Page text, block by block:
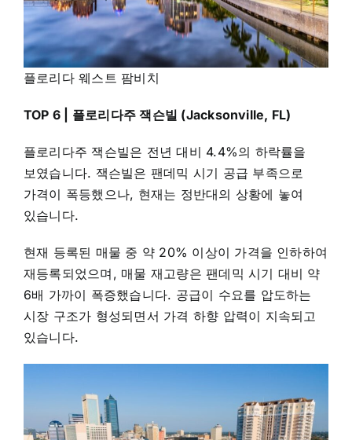
플로리다 웨스트 팜비치
TOP 6 | 플로리다주 잭슨빌 (Jacksonville, FL)
플로리다주 잭슨빌은 전년 대비 4.4%의 하락률을
보였습니다. 잭슨빌은 팬데믹 시기 공급 부족으로
가격이 폭등했으나, 현재는 정반대의 상황에 놓여
있습니다.
현재 등록된 매물 중 약 20% 이상이 가격을 인하하여
재등록되었으며, 매물 재고량은 팬데믹 시기 대비 약
6배 가까이 폭증했습니다. 공급이 수요를 압도하는
시장 구조가 형성되면서 가격 하향 압력이 지속되고
있습니다.